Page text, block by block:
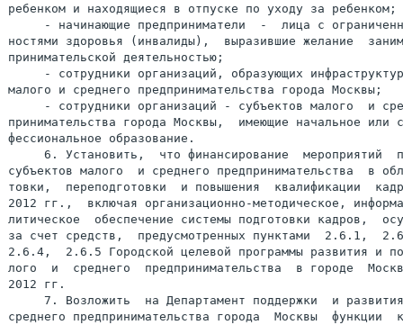
ребенком и находящиеся в отпуске по уходу за ребенком;
- начинающие предприниматели  -  лица с
ностями здоровья (инвалиды),  выразившие желание
принимательской деятельностью;
- сотрудники организаций, образующих
малого и среднего предпринимательства города Москвы;
- сотрудники организаций - субъектов малого  и
принимательства города Москвы,  имеющие начальное или
фессиональное образование.
6. Установить,  что финансирование  мероприятий
субъектов малого  и среднего предпринимательства  в
товки,  переподготовки  и повышения  квалификации
2012 гг.,  включая организационно-методическое,
литическое  обеспечение системы подготовки кадров,
за счет средств,  предусмотренных пунктами  2.6.1,
2.6.4,  2.6.5 Городской целевой программы развития и
лого  и  среднего  предпринимательства  в городе
2012 гг.
7. Возложить  на Департамент поддержки  и
среднего предпринимательства города  Москвы  функции